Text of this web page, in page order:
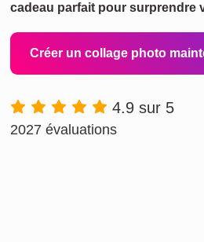
cadeau parfait pour surprendre
Créer un collage photo
4.9 sur 5
2027 évaluations